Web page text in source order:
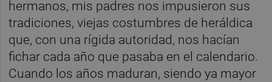
hermanos, mis padres nos impusieron sus
tradiciones, viejas costumbres de heráldica
que, con una rígida autoridad, nos hacían
fichar cada año que pasaba en el calendario.
Cuando los años maduran, siendo ya mayor